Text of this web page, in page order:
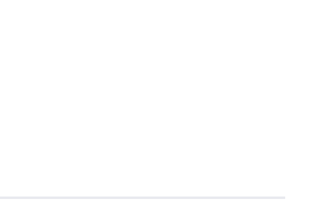
Wadden : De veerboot vertrekt
in Lelystad. Verlaat bij
Steek vanaf de
over en loop in de richting